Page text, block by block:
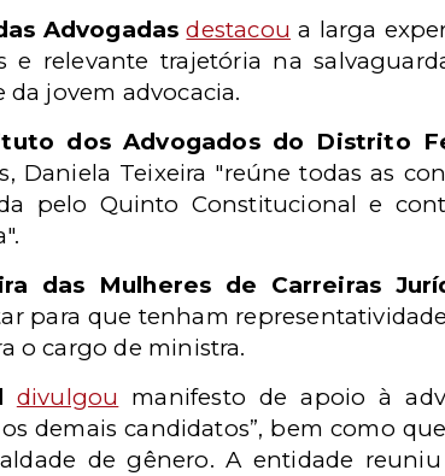
Advogadas destacou a larga
e relevante trajetória na
jovem advocacia.
dos Advogados do Distrito
Daniela Teixeira "reúne todas as
pelo Quinto Constitucional e
das Mulheres de Carreiras
para que tenham
o cargo de ministra.
divulgou
manifesto de apoio à
demais candidatos”, bem como
de gênero. A entidade